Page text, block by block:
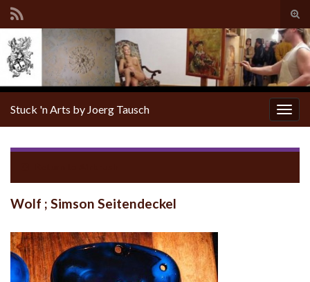
Stuck 'n Arts by Joerg Tausch
Wolf ; Simson Seitendeckel